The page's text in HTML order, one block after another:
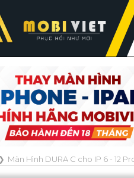
❯ Màn Hình DURA C cho IP 6 - 12